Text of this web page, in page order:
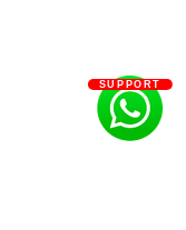
SUPPORT